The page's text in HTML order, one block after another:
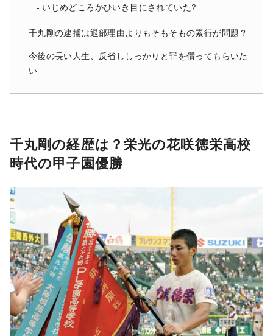
いじめどころかひいき目にされていた?
千丸剛の逮捕は退部理由よりもそもそもの素行が問題？
今後の長い人生、反省ししっかりと罪を償ってもらいた
い
千丸剛の経歴は？栄光の花咲徳栄高校
時代の甲子園優勝